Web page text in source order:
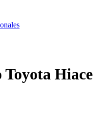
Hiace